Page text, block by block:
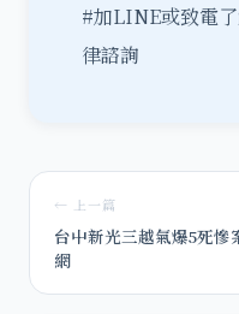
#加LINE或致電
律諮詢
← 上一篇
台中新光三越氣爆5死慘
網